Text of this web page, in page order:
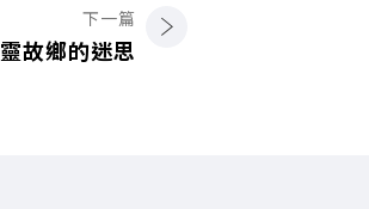
下一篇
故鄉的迷思